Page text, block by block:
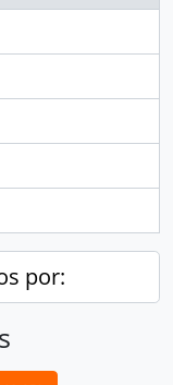
por: